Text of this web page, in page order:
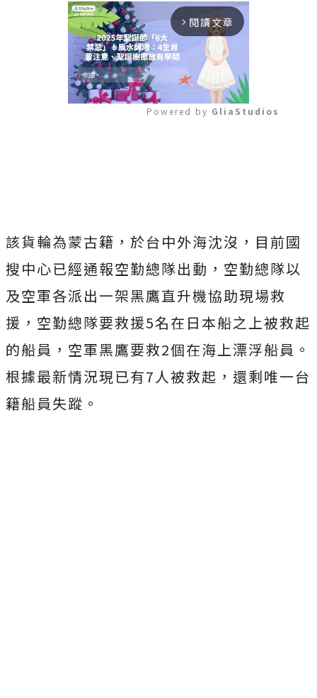
arrow_forward_ios 閱讀文章
Powered by GliaStudios
該貨輪為蒙古籍，於台中外海沈沒，目前國
搜中心已經通報空勤總隊出動，空勤總隊以
及空軍各派出一架黑鷹直升機協助現場救
援，空勤總隊要救援5名在日本船之上被救起
的船員，空軍黑鷹要救2個在海上漂浮船員。
根據最新情況現已有7人被救起，還剩唯一台
籍船員失蹤。